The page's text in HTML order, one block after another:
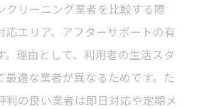
クリーニング業者を比較する際
応エリア、アフターサポートの有
理由として、利用者の生活スタ
最適な業者が異なるためです。た
判の良い業者は即日対応や定期メ